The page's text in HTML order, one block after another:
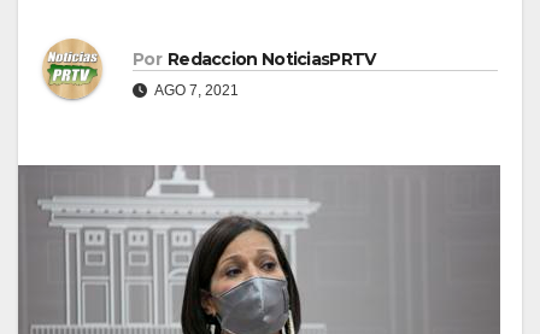
Por Redaccion NoticiasPRTV
AGO 7, 2021